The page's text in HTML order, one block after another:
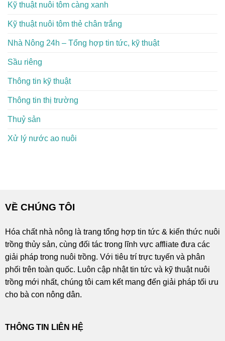
Kỹ thuật nuôi tôm càng xanh
Kỹ thuật nuôi tôm thẻ chân trắng
Nhà Nông 24h – Tổng hợp tin tức, kỹ thuật
Sầu riêng
Thông tin kỹ thuật
Thông tin thị trường
Thuỷ sản
Xử lý nước ao nuôi
VỀ CHÚNG TÔI
Hóa chất nhà nông là trang tổng hợp tin tức & kiến thức nuôi
trồng thủy sản, cùng đối tác trong lĩnh vực affliate đưa các
giải pháp trong nuôi trồng. Với tiêu trí trực tuyến và phân
phối trên toàn quốc. Luôn cập nhật tin tức và kỹ thuật nuôi
trồng mới nhất, chúng tôi cam kết mang đến giải pháp tối ưu
cho bà con nông dân.
THÔNG TIN LIÊN HỆ